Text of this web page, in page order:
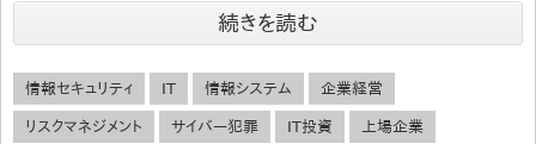
続きを読む
情報セキュリティ IT 情報システム 企業経営
リスクマネジメント サイバー犯罪 IT投資 上場企業